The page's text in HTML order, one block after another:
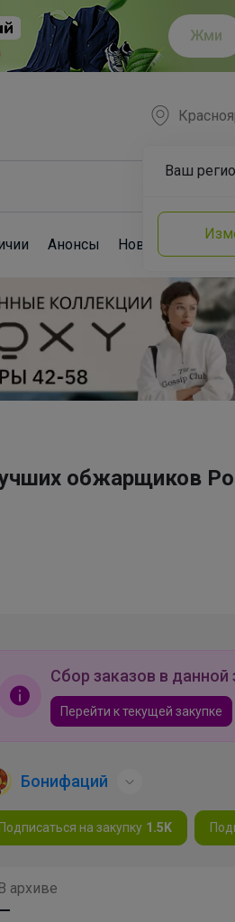
Жми
Ваш
Анонсы Новости
обжарщиков
Сбор заказов в данной
Перейти к текущей закупке
Бонифаций
Подписаться на закупку 1.5K
В архиве